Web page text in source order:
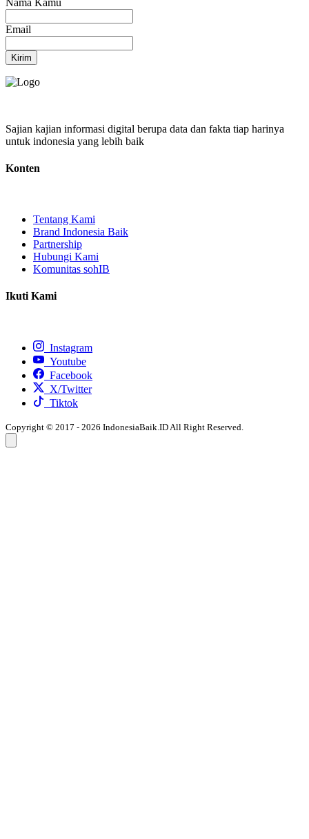
Nama Kamu
Email
Kirim
Sajian kajian informasi digital berupa data dan fakta tiap harinya
untuk indonesia yang lebih baik
Konten
Tentang Kami
Brand Indonesia Baik
Partnership
Hubungi Kami
Komunitas sohIB
Ikuti Kami
Instagram
Youtube
Facebook
X/Twitter
Tiktok
Copyright © 2017 - 2026 IndonesiaBaik.ID All Right Reserved.